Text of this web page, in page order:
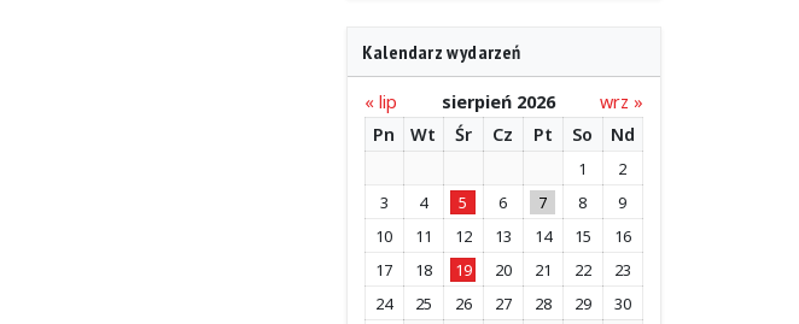
Kalendarz wydarzeń
« lip sierpień 2026
wrz »
Pn
Wt Śr Cz Pt So Nd
1
2
3
4 5 6 7 8
9
10
11 12 13 14 15
16
17
18 19 20 21 22
23
24
25 26 27 28 29
30